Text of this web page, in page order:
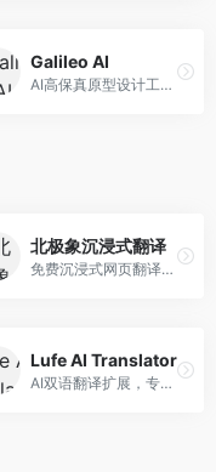
Galileo AI
AI高保真原型设计工具，专注于UI界面生成。面向设计师和产品团队，提供界面生成、交互设计、设计优化等服务，界面质量高。
北极象沉浸式翻译
免费沉浸式网页翻译工具，专注于阅读体验。面向普通用户，提供网页双语翻译、文档翻译等服务，免费使用，翻译质量高。
Lufe AI Translator
AI双语翻译扩展，专注于浏览器翻译场景。面向外语内容阅读者，提供网页双语翻译、划词翻译等服务，浏览器集成便捷。